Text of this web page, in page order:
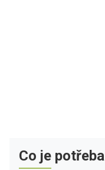
Co je potřeba